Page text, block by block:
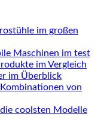
im großen
Maschinen im test
im Vergleich
im Überblick
von
coolsten Modelle